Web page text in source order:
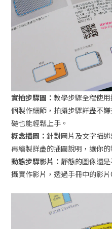
實拍步驟圖： 教學步驟全程使
個製作細節，拍攝步驟詳盡不
礎也能輕鬆上手。
概念插圖： 針對圖片及文字描
再繪製詳盡的插圖說明，讓你
動態步驟影片： 靜態的圖像還
攝實作影片，透過手冊中的影